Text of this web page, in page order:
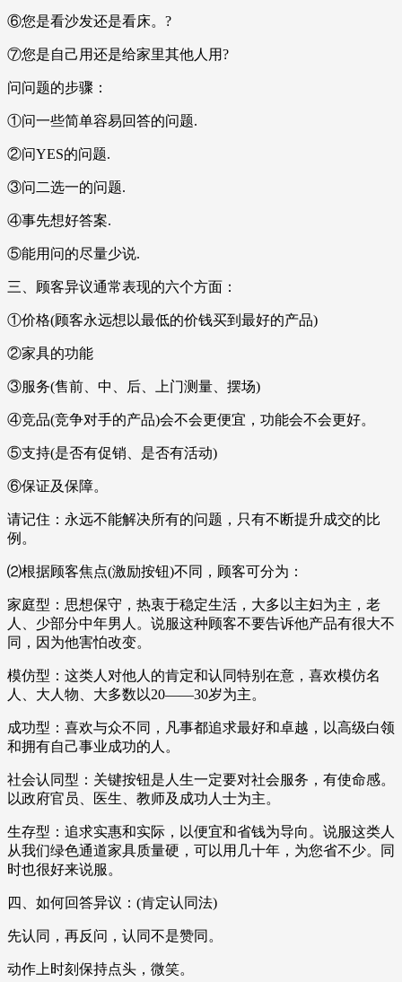
⑥您是看沙发还是看床。?
⑦您是自己用还是给家里其他人用?
问问题的步骤：
①问一些简单容易回答的问题.
②问YES的问题.
③问二选一的问题.
④事先想好答案.
⑤能用问的尽量少说.
三、顾客异议通常表现的六个方面：
①价格(顾客永远想以最低的价钱买到最好的产品)
②家具的功能
③服务(售前、中、后、上门测量、摆场)
④竞品(竞争对手的产品)会不会更便宜，功能会不会更好。
⑤支持(是否有促销、是否有活动)
⑥保证及保障。
请记住：永远不能解决所有的问题，只有不断提升成交的比
例。
⑵根据顾客焦点(激励按钮)不同，顾客可分为：
家庭型：思想保守，热衷于稳定生活，大多以主妇为主，老
人、少部分中年男人。说服这种顾客不要告诉他产品有很大不
同，因为他害怕改变。
模仿型：这类人对他人的肯定和认同特别在意，喜欢模仿名
人、大人物、大多数以20——30岁为主。
成功型：喜欢与众不同，凡事都追求最好和卓越，以高级白领
和拥有自己事业成功的人。
社会认同型：关键按钮是人生一定要对社会服务，有使命感。
以政府官员、医生、教师及成功人士为主。
生存型：追求实惠和实际，以便宜和省钱为导向。说服这类人
从我们绿色通道家具质量硬，可以用几十年，为您省不少。同
时也很好来说服。
四、如何回答异议：(肯定认同法)
先认同，再反问，认同不是赞同。
动作上时刻保持点头，微笑。